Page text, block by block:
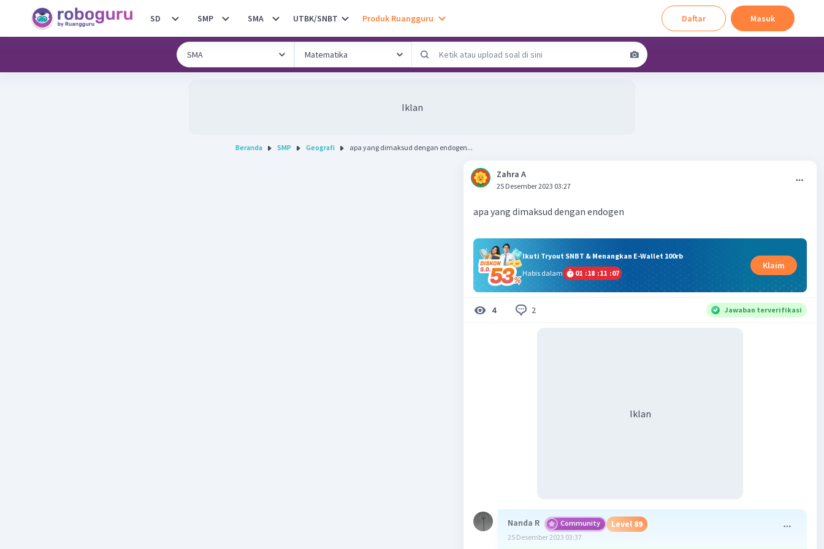
SD SMP SMA UTBK/SNBT Produk Ruangguru Daftar Masuk
Iklan
Beranda SMP Geografi apa yang dimaksud dengan endogen...
Zahra A
25 Desember 2023 03:27
apa yang dimaksud dengan endogen
Ikuti Tryout SNBT & Menangkan E-Wallet 100rb
Habis dalam
01 :18 :11 :06
Klaim
4 2 Jawaban terverifikasi
Iklan
Nanda R Community Level 89
25 Desember 2023 03:37